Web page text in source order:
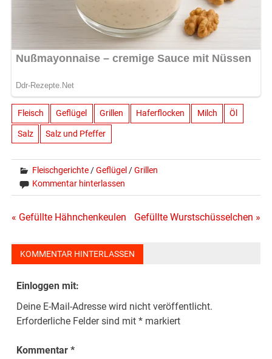
Fleisch Geflügel Grillen Haferflocken Milch Öl
Salz Salz und Pfeffer
Fleischgerichte /Geflügel /Grillen
Kommentar hinterlassen
Beitragsnavigation
« Gefüllte Hähnchenkeulen Gefüllte Wurstschüsselchen »
KOMMENTAR HINTERLASSEN
Einloggen mit:
Deine E-Mail-Adresse wird nicht veröffentlicht.
Erforderliche Felder sind mit* markiert
Kommentar*